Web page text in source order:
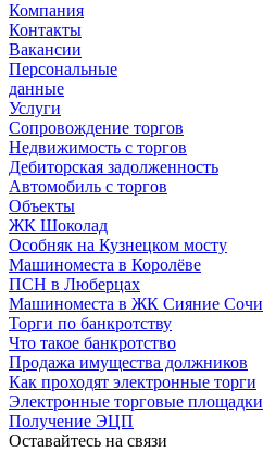
Компания
Контакты
Вакансии
Персональные
данные
Услуги
Сопровождение торгов
Недвижимость с торгов
Дебиторская задолженность
Автомобиль с торгов
Объекты
ЖК Шоколад
Особняк на Кузнецком мосту
Машиноместа в Королёве
ПСН в Люберцах
Машиноместа в ЖК Сияние Сочи
Торги по банкротству
Что такое банкротство
Продажа имущества должников
Как проходят электронные торги
Электронные торговые площадки
Получение ЭЦП
Оставайтесь на связи